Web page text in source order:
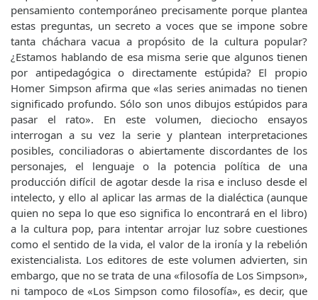
pensamiento contemporáneo precisamente porque plantea
estas preguntas, un secreto a voces que se impone sobre
tanta cháchara vacua a propósito de la cultura popular?
¿Estamos hablando de esa misma serie que algunos tienen
por antipedagógica o directamente estúpida? El propio
Homer Simpson afirma que «las series animadas no tienen
significado profundo. Sólo son unos dibujos estúpidos para
pasar el rato». En este volumen, dieciocho ensayos
interrogan a su vez la serie y plantean interpretaciones
posibles, conciliadoras o abiertamente discordantes de los
personajes, el lenguaje o la potencia política de una
producción difícil de agotar desde la risa e incluso desde el
intelecto, y ello al aplicar las armas de la dialéctica (aunque
quien no sepa lo que eso significa lo encontrará en el libro)
a la cultura pop, para intentar arrojar luz sobre cuestiones
como el sentido de la vida, el valor de la ironía y la rebelión
existencialista. Los editores de este volumen advierten, sin
embargo, que no se trata de una «filosofía de Los Simpson»,
ni tampoco de «Los Simpson como filosofía», es decir, que